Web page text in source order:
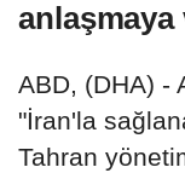
anlaşmaya
ABD, (DHA) -
"İran'la
Tahran